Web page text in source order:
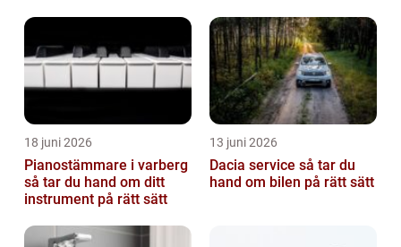
18 juni 2026
Pianostämmare i varberg
så tar du hand om ditt
instrument på rätt sätt
13 juni 2026
Dacia service så tar du
hand om bilen på rätt sätt